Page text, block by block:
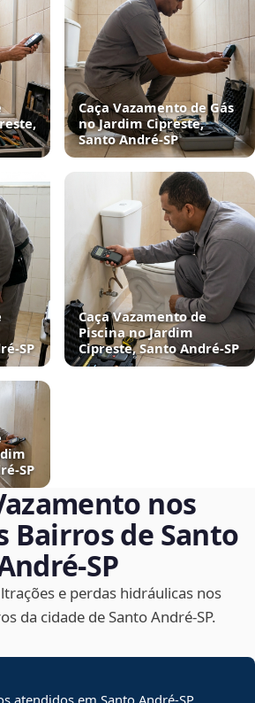
Caça Vazamento de Gás
no Jardim Cipreste,
Santo André‑SP
Caça Vazamento de
Piscina no Jardim
Cipreste, Santo André‑SP
nos
Bairros de Santo
e perdas hidráulicas nos
da cidade de Santo André‑SP.
atendidos em Santo André-SP